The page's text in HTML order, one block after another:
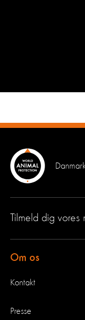
Tilmeld dig vores
Om os
Kontakt
Presse